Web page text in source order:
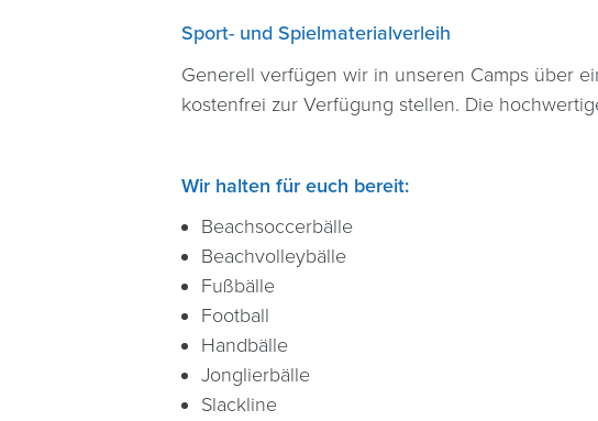
Sport- und Spielmaterialverleih
Generell verfügen wir in unseren Camps über
kostenfrei zur Verfügung stellen. Die
Wir halten für euch bereit:
Beachsoccerbälle
Beachvolleybälle
Fußbälle
Football
Handbälle
Jonglierbälle
Slackline